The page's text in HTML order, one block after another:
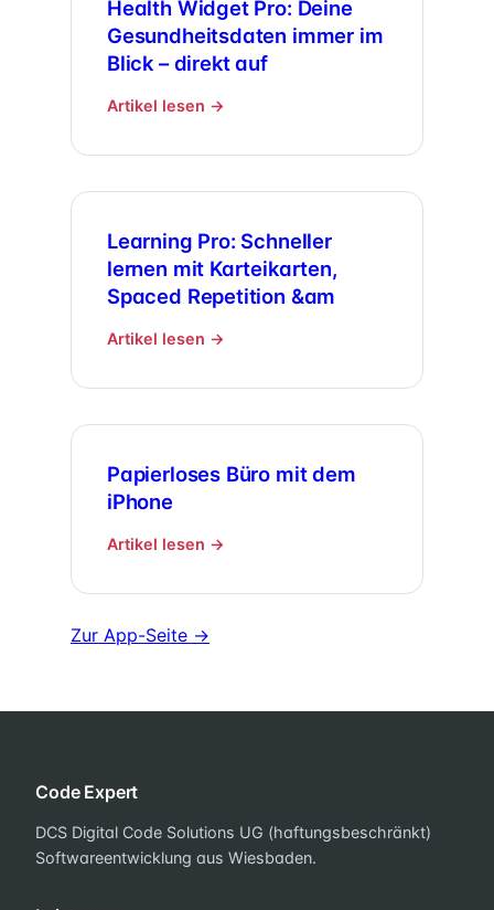
Health Widget Pro: Deine
Gesundheitsdaten immer im
Blick – direkt auf
Artikel lesen →
Learning Pro: Schneller
lernen mit Karteikarten,
Spaced Repetition &am
Artikel lesen →
Papierloses Büro mit dem
iPhone
Artikel lesen →
Zur App-Seite →
Code Expert
DCS Digital Code Solutions UG (haftungsbeschränkt)
Softwareentwicklung aus Wiesbaden.